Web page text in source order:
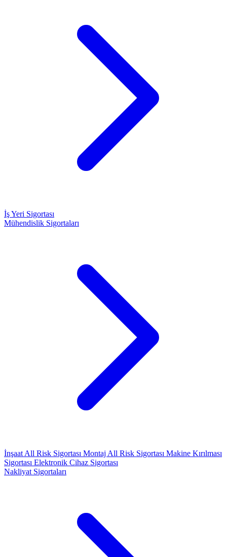
İş Yeri Sigortası
Mühendislik Sigortaları
İnşaat All Risk Sigortası Montaj All Risk Sigortası Makine Kırılması
Sigortası Elektronik Cihaz Sigortası
Nakliyat Sigortaları